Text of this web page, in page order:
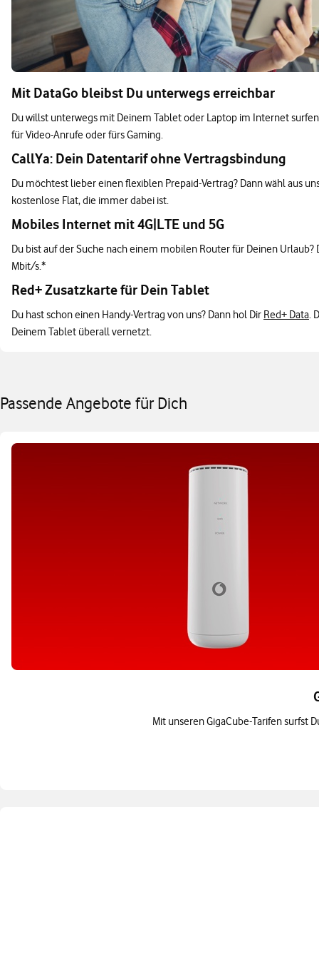
Mit DataGo bleibst Du unterwegs erreichbar
Du willst unterwegs mit Deinem Tablet oder Laptop im Internet
für Video-Anrufe oder fürs Gaming.
CallYa: Dein Datentarif ohne Vertragsbindung
Du möchtest lieber einen flexiblen Prepaid-Vertrag? Dann wähl aus
kostenlose Flat, die immer dabei ist.
Mobiles Internet mit 4G|LTE und 5G
Du bist auf der Suche nach einem mobilen Router für Deinen Urlaub?
Mbit/s.*
Red+ Zusatzkarte für Dein Tablet
Du hast schon einen Handy-Vertrag von uns? Dann hol Dir Red+ Data.
Deinem Tablet überall vernetzt.
Passende Angebote für Dich
Mit unseren GigaCube-Tarifen surfst